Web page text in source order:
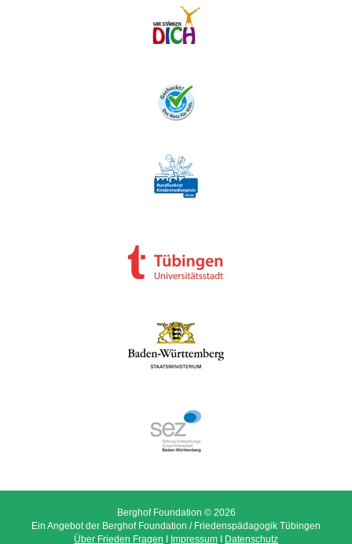
Berghof Foundation © 2026
Ein Angebot der Berghof Foundation / Friedenspädagogik Tübingen
Über Frieden Fragen I Impressum I Datenschutz